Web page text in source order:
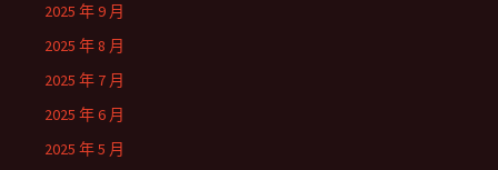
2025 年 9 月
2025 年 8 月
2025 年 7 月
2025 年 6 月
2025 年 5 月